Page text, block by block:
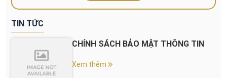
TIN TỨC
CHÍNH SÁCH BẢO MẬT THÔNG TIN
Xem thêm